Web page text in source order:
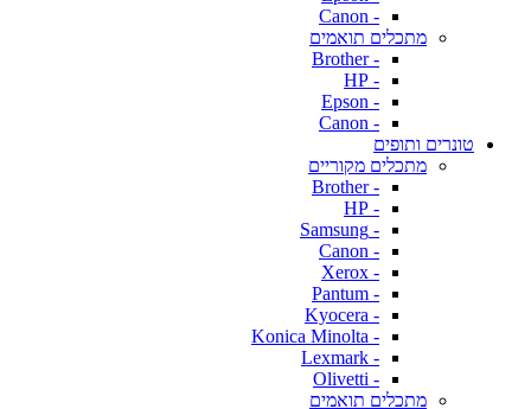
- Canon
מתכלים תואמים
- Brother
- HP
- Epson
- Canon
טונרים ותופים
מתכלים מקוריים
- Brother
- HP
- Samsung
- Canon
- Xerox
- Pantum
- Kyocera
- Konica Minolta
- Lexmark
- Olivetti
מתכלים תואמים